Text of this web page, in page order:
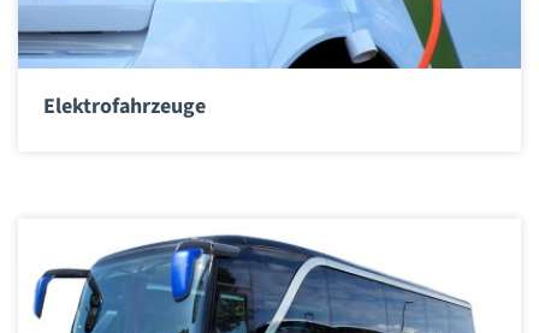
Elektrofahrzeuge